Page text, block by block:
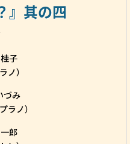
』其の四
子
ノ）
づみ
ラノ）
郎